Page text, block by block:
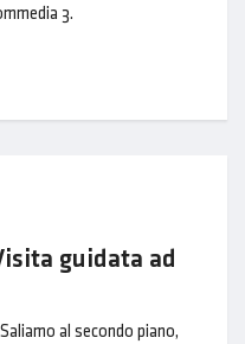
3.
guidata ad
al secondo piano,